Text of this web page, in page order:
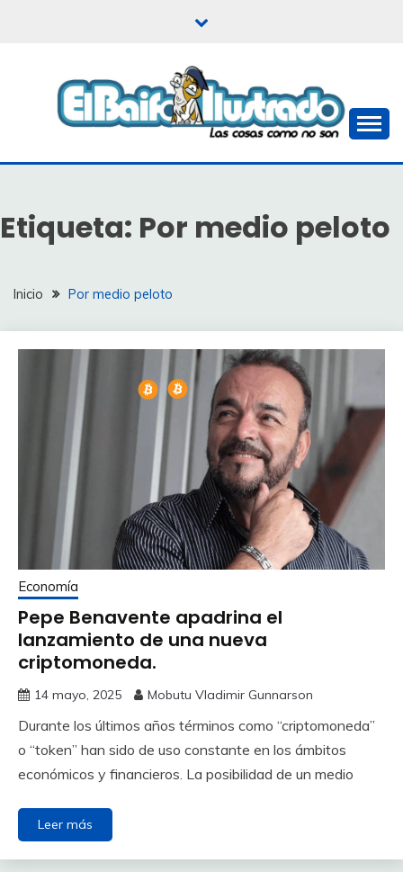
EL BAIFO ILUSTRADO
Etiqueta: Por medio peloto
Inicio Por medio peloto
Economía
Pepe Benavente apadrina el
lanzamiento de una nueva
criptomoneda.
14 mayo, 2025 Mobutu Vladimir Gunnarson
Durante los últimos años términos como “criptomoneda”
o “token” han sido de uso constante en los ámbitos
económicos y financieros. La posibilidad de un medio
Leer más